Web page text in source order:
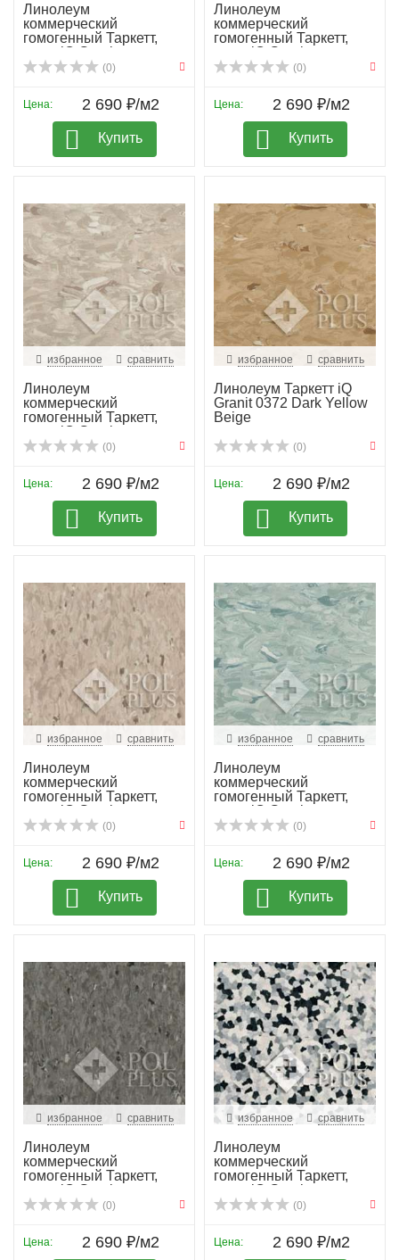
Линолеум
коммерческий
гомогенный Таркетт,
колл. iQ Granit...
(0)
Цена: 2 690 ₽/м2
Купить
Линолеум
коммерческий
гомогенный Таркетт,
колл. iQ Granit...
(0)
Цена: 2 690 ₽/м2
Купить
избранное сравнить
Линолеум
коммерческий
гомогенный Таркетт,
колл. iQ Granit...
(0)
Цена: 2 690 ₽/м2
Купить
избранное сравнить
Линолеум Таркетт iQ
Granit 0372 Dark Yellow
Beige
(0)
Цена: 2 690 ₽/м2
Купить
избранное сравнить
Линолеум
коммерческий
гомогенный Таркетт,
колл. iQ Granit...
(0)
Цена: 2 690 ₽/м2
Купить
избранное сравнить
Линолеум
коммерческий
гомогенный Таркетт,
колл. iQ Granit...
(0)
Цена: 2 690 ₽/м2
Купить
избранное сравнить
Линолеум
коммерческий
гомогенный Таркетт,
колл. iQ Granit...
(0)
Цена: 2 690 ₽/м2
избранное сравнить
Линолеум
коммерческий
гомогенный Таркетт,
колл. iQ Granit...
(0)
Цена: 2 690 ₽/м2